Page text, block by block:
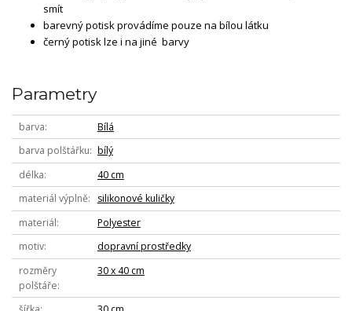
smít
barevný potisk provádíme pouze na bílou látku
černý potisk lze i na jiné barvy
Parametry
barva
Bílá
barva polštářku
bílý
délka
40 cm
materiál výplně
silikonové kuličky
materiál
Polyester
motiv
dopravní prostředky
rozměry
polštáře
30 x 40 cm